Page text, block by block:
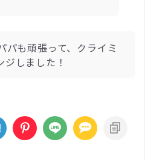
パも頑張って、クライミ
しました！